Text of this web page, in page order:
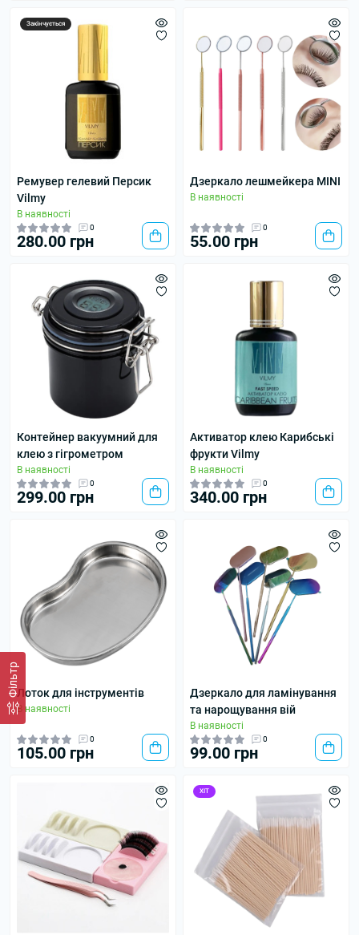
Фільтр
Закінчується
Ремувер гелевий Персик
Vilmy
В наявності
0
280.00 грн
Дзеркало лешмейкера MINI
В наявності
0
55.00 грн
Контейнер вакуумний для
клею з гігрометром
В наявності
0
299.00 грн
Активатор клею Карибські
фрукти Vilmy
В наявності
0
340.00 грн
Лоток для інструментів
В наявності
0
105.00 грн
Дзеркало для ламінування
та нарощування вій
В наявності
0
99.00 грн
ХІТ